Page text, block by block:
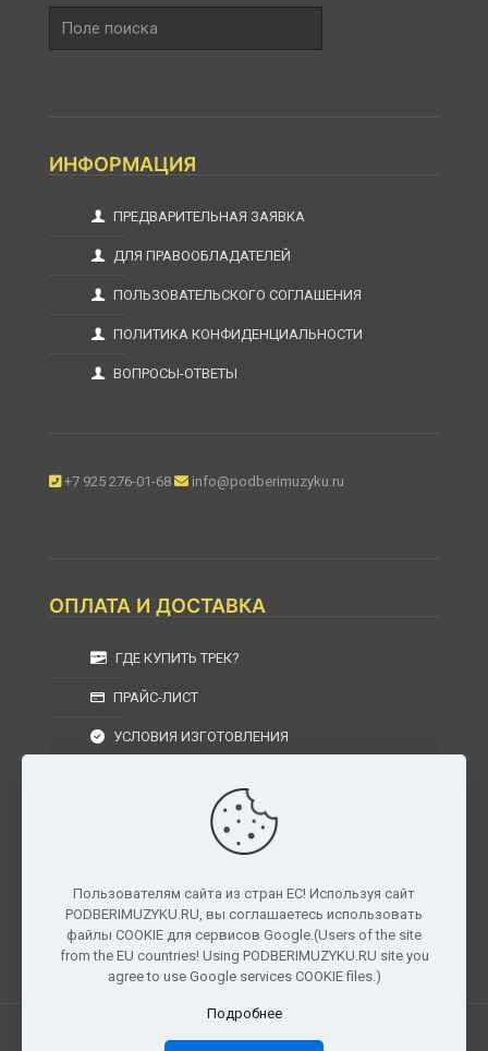
поиска
ИНФОРМАЦИЯ
ПРЕДВАРИТЕЛЬНАЯ ЗАЯВКА
ДЛЯ ПРАВООБЛАДАТЕЛЕЙ
ПОЛЬЗОВАТЕЛЬСКОГО СОГЛАШЕНИЯ
ПОЛИТИКА КОНФИДЕНЦИАЛЬНОСТИ
ВОПРОСЫ-ОТВЕТЫ
+7 925 276-01-68 info@podberimuzyku.ru
ОПЛАТА И ДОСТАВКА
ГДЕ КУПИТЬ ТРЕК?
ПРАЙС-ЛИСТ
УСЛОВИЯ ИЗГОТОВЛЕНИЯ
УСЛОВИЯ ВОЗВРАТА
г. Москва, Московская область, Центральный
федеральный округ, РФ, Россия
Все права защищены. © 2026 PODBERIMUZYKU.RU
Пользователям сайта из стран ЕС! Используя сайт
PODBERIMUZYKU.RU, вы соглашаетесь использовать
файлы COOKIE для сервисов Google.(Users of the site
from the EU countries! Using PODBERIMUZYKU.RU site you
agree to use Google services COOKIE files.)
Подробнее